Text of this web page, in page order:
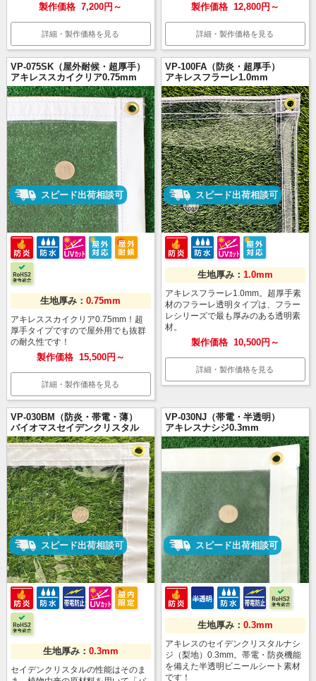
製作価格 7,200円～
詳細・製作価格を見る
製作価格 12,800円～
詳細・製作価格を見る
VP-075SK（屋外耐候・超厚手）
アキレススカイクリア0.75mm
スピード出荷相談可
生地厚み：0.75mm
アキレススカイクリア0.75mm！超
厚手タイプですので屋外用でも抜群
の耐久性です！
製作価格 15,500円～
詳細・製作価格を見る
VP-100FA（防炎・超厚手）
アキレスフラーレ1.0mm
スピード出荷相談可
生地厚み： 1.0mm
アキレスフラーレ1.0mm。超厚手素
材のフラーレ透明タイプは、フラー
レシリーズで最も厚みのある透明素
材。
製作価格 10,500円～
詳細・製作価格を見る
VP-030BM（防炎・帯電・薄）
バイオマスセイデンクリスタル
スピード出荷相談可
生地厚み： 0.3mm
セイデンクリスタルの性能はそのま
VP-030NJ（帯電・半透明）
アキレスナシジ0.3mm
スピード出荷相談可
生地厚み： 0.3mm
アキレスのセイデンクリスタルナシ
ジ（梨地）0.3mm。帯電・防炎機能
を備えた半透明ビニールシート素材
です！